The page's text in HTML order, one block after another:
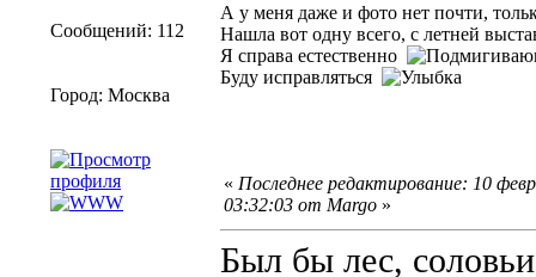
Сообщений: 112
Город: Москва
А у меня даже и фото нет почти,
Нашла вот одну всего, с летней
Я справа естественно
Буду исправляться
« Последнее редактирование: 10
03:32:03 от Margo »
Был бы лес,